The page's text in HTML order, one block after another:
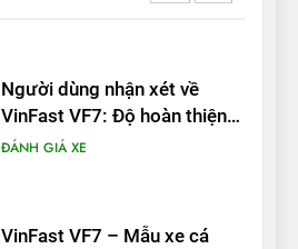
Người dùng nhận xét về
VinFast VF7: Độ hoàn thiện
tốt, lái hay nhất tầm giá 1 tỷ
ĐÁNH GIÁ XE
VinFast VF7 – Mẫu xe cá